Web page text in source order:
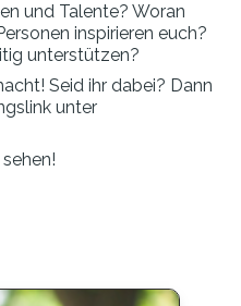
und Talente? Woran
inspirieren euch?
unterstützen?
Seid ihr dabei? Dann
unter